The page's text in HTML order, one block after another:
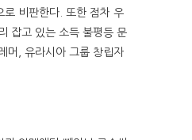
로 비판한다. 또한 점차 우
잡고 있는 소득 불평등 문
머, 유라시아 그룹 창립자